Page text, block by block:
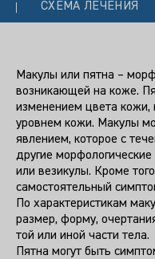
СХЕМА ЛЕЧЕНИЯ
Макулы или пятна –
возникающей на коже.
изменением цвета кожи,
уровнем кожи. Макулы
явлением, которое с
другие
или везикулы. Кроме
самостоятельный
По характеристикам
размер, форму,
той или иной части тела.
Пятна могут быть